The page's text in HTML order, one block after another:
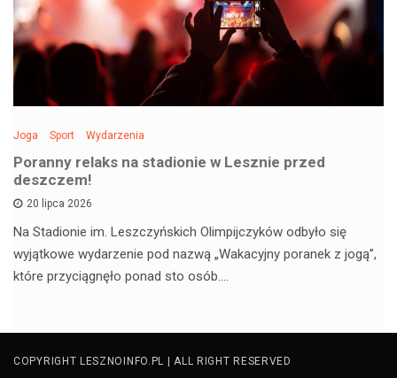
Joga Sport Wydarzenia
Poranny relaks na stadionie w Lesznie przed
deszczem!
20 lipca 2026
Na Stadionie im. Leszczyńskich Olimpijczyków odbyło się
wyjątkowe wydarzenie pod nazwą „Wakacyjny poranek z jogą”,
które przyciągnęło ponad sto osób.…
COPYRIGHT LESZNOINFO.PL | ALL RIGHT RESERVED